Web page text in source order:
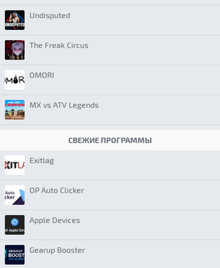
Undisputed
The Freak Circus
OMORI
MX vs ATV Legends
СВЕЖИЕ ПРОГРАММЫ
Exitlag
OP Auto Clicker
Apple Devices
Gearup Booster